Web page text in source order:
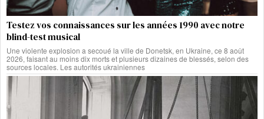
Testez vos connaissances sur les années 1990 avec notre
blind-test musical
Une violente explosion a secoué la ville de Donetsk, en Ukraine, ce 8 août
2026, faisant au moins dix morts et plusieurs dizaines de blessés, selon des
sources locales. Les autorités ukrainiennes